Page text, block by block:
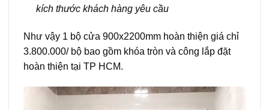
kích thước khách hàng yêu cầu
Như vậy 1 bộ cửa 900x2200mm hoàn thiện giá chỉ
3.800.000/ bộ bao gồm khóa tròn và công lắp đặt
hoàn thiện tại TP HCM.